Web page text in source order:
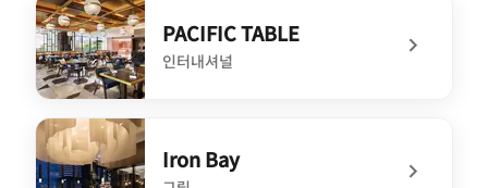
PACIFIC TABLE
인터내셔널
undefined PACIFIC TABLE
Iron Bay